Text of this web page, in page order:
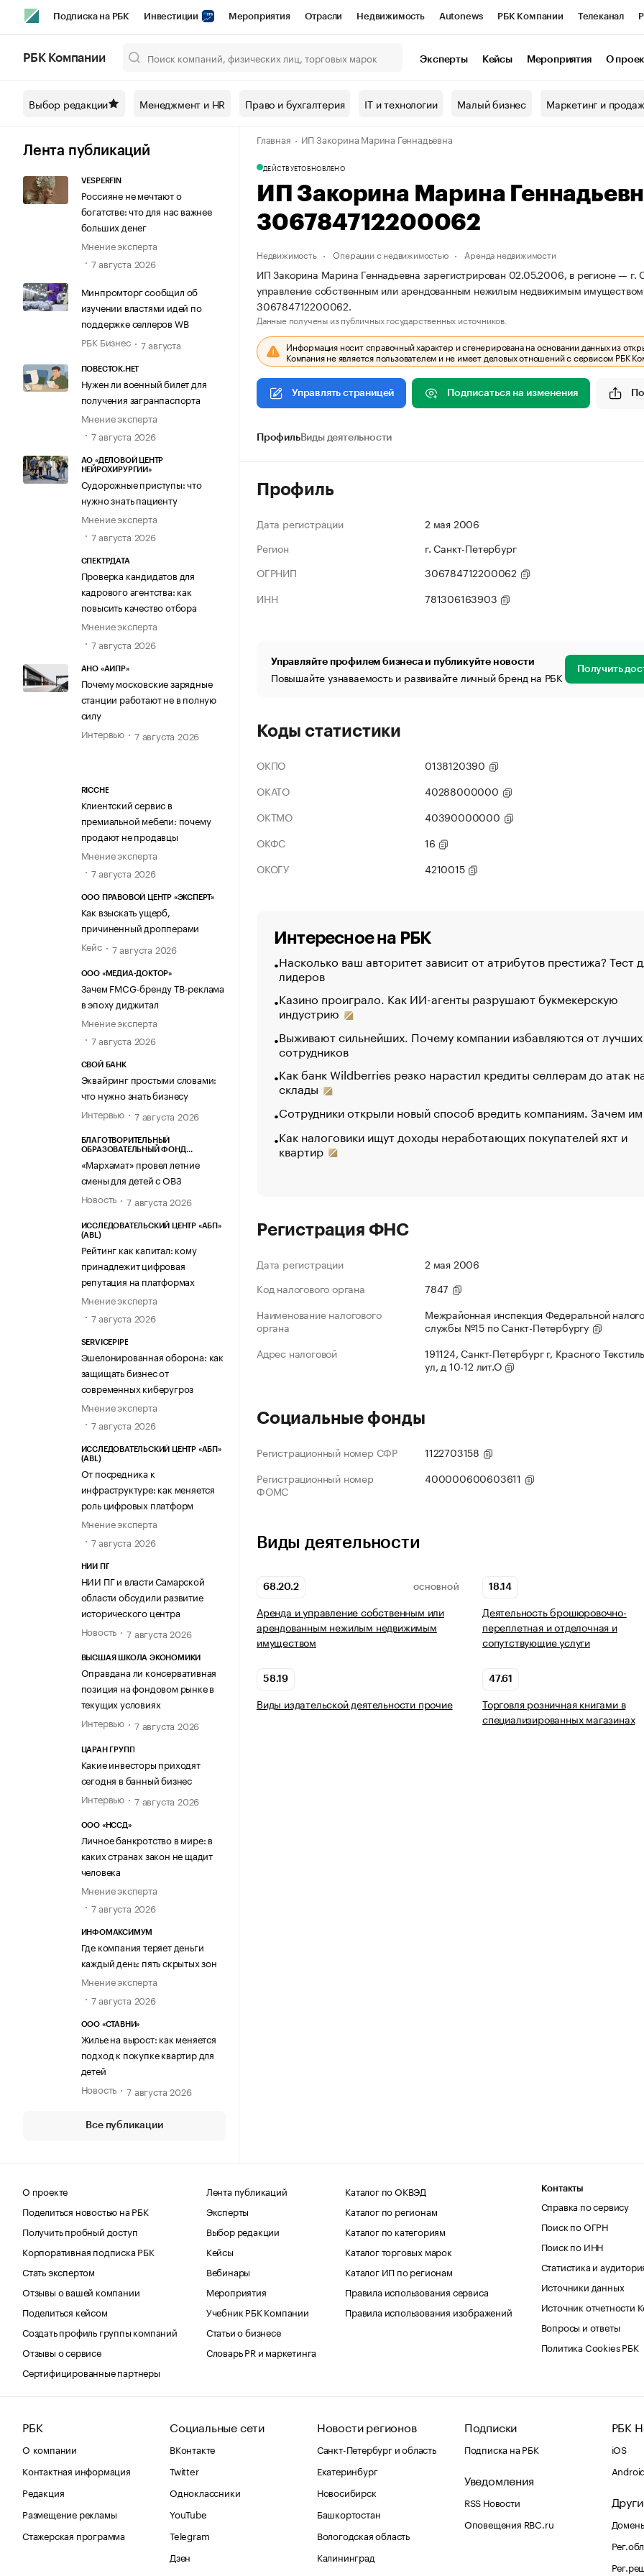
Подписка на РБК Инвестиции Мероприятия Отрасли Недвижимость Autonews РБК Компании Телеканал
Спецпроекты СПб Конференции СПб Спецпроекты Проверка контрагентов
Технологии и медиа Рынок наличной валюты
РБК Компании Эксперты Кейсы Мероприятия О
Выбор редакции Менеджмент и HR Право и бухгалтерия IT и технологии Малый бизнес Маркетинг и
Лента публикаций
VESPERFIN
Россияне не мечтают о
богатстве: что для нас важнее
больших денег
Мнение эксперта
7 августа 2026
Минпромторг сообщил об
изучении властями идей по
поддержке селлеров WB
РБК Бизнес
7 августа
ПОВЕСТОК.НЕТ
Нужен ли военный билет для
получения загранпаспорта
Мнение эксперта
7 августа 2026
АО «ДЕЛОВОЙ ЦЕНТР
НЕЙРОХИРУРГИИ»
Судорожные приступы: что
нужно знать пациенту
Мнение эксперта
7 августа 2026
СПЕКТРДАТА
Проверка кандидатов для
кадрового агентства: как
повысить качество отбора
Мнение эксперта
7 августа 2026
АНО «АИПР»
Почему московские зарядные
станции работают не в полную
силу
Интервью
7 августа 2026
RICCHE
Клиентский сервис в
премиальной мебели: почему
продают не продавцы
Мнение эксперта
7 августа 2026
ООО ПРАВОВОЙ ЦЕНТР «ЭКСПЕРТ»
Как взыскать ущерб,
причиненный дропперами
Кейс
7 августа 2026
ООО «МЕДИА-ДОКТОР»
Зачем FMCG-бренду ТВ-реклама
в эпоху диджитал
Мнение эксперта
7 августа 2026
СВОЙ БАНК
Эквайринг простыми словами:
что нужно знать бизнесу
Интервью
7 августа 2026
БЛАГОТВОРИТЕЛЬНЫЙ
ОБРАЗОВАТЕЛЬНЫЙ ФОНД
«Мархамат» провел летние
смены для детей с ОВЗ
Новость
7 августа 2026
ИССЛЕДОВАТЕЛЬСКИЙ ЦЕНТР «АБП»
(ABL)
Рейтинг как капитал: кому
принадлежит цифровая
репутация на платформах
Мнение эксперта
7 августа 2026
SERVICEPIPE
Эшелонированная оборона: как
защищать бизнес от
современных киберугроз
Мнение эксперта
7 августа 2026
ИССЛЕДОВАТЕЛЬСКИЙ ЦЕНТР «АБП»
(ABL)
От посредника к
инфраструктуре: как меняется
роль цифровых платформ
Мнение эксперта
7 августа 2026
НИИ ПГ
НИИ ПГ и власти Самарской
области обсудили развитие
исторического центра
Новость
7 августа 2026
ВЫСШАЯ ШКОЛА ЭКОНОМИКИ
Оправдана ли консервативная
позиция на фондовом рынке в
текущих условиях
Интервью
7 августа 2026
ЦАРАН ГРУПП
Какие инвесторы приходят
сегодня в банный бизнес
Интервью
7 августа 2026
ООО «НССД»
Личное банкротство в мире: в
каких странах закон не щадит
человека
Мнение эксперта
7 августа 2026
ИНФОМАКСИМУМ
Где компания теряет деньги
каждый день: пять скрытых зон
Мнение эксперта
7 августа 2026
ООО «СТАВНИ»
Жилье на вырост: как меняется
подход к покупке квартир для
детей
Новость
7 августа 2026
Все публикации
Главная ИП Закорина Марина Геннадьевна
ДЕЙСТВУЕТОБНОВЛЕНО
ИП Закорина Марина
306784712200062
Недвижимость Операции с недвижимостью Аренда недвижимости
ИП Закорина Марина Геннадьевна зарегистрирован 02.05.2006, в регионе — г.
управление собственным или арендованным нежилым недвижимым
306784712200062.
Данные получены из публичных государственных источников.
Информация носит справочный характер и сгенерирована на основании данных из
Компания не является пользователем и не имеет деловых отношений с сервисом РБК
Управлять страницей Подписаться на изменения
ПрофильВиды деятельности
Профиль
Дата регистрации
2 мая 2006
Регион
г. Санкт-Петербург
ОГРНИП
306784712200062
ИНН
781306163903
Управляйте профилем бизнеса и публикуйте новости
Повышайте узнаваемость и развивайте личный бренд на РБК Получить
Коды статистики
ОКПО
0138120390
ОКАТО
40288000000
ОКТМО
40390000000
ОКФС
16
ОКОГУ
4210015
Интересное на РБК
Насколько ваш авторитет зависит от атрибутов престижа? Тест
лидеров
Казино проиграло. Как ИИ-агенты разрушают букмекерскую
индустрию
Выживают сильнейших. Почему компании избавляются от лучших
сотрудников
Как банк Wildberries резко нарастил кредиты селлерам до атак
склады
Сотрудники открыли новый способ вредить компаниям. Зачем
Как налоговики ищут доходы неработающих покупателей яхт и
квартир
Регистрация ФНС
Дата регистрации
2 мая 2006
Код налогового органа
7847
Наименование налогового
органа
Межрайонная инспекция Федеральной
службы №15 по Санкт-Петербургу
Адрес налоговой
191124, Санкт-Петербург г, Красного
ул, д 10-12 лит.О
Социальные фонды
Регистрационный номер СФР
1122703158
Регистрационный номер
ФОМС
400000600603611
Виды деятельности
68.20.2 ОСНОВНОЙ
Аренда и управление собственным или
арендованным нежилым недвижимым
имуществом
18.14
Деятельность брошюровочно-
переплетная и отделочная и
сопутствующие услуги
58.19
Виды издательской деятельности прочие
47.61
Торговля розничная книгами в
специализированных магазинах
О проекте
Поделиться новостью на РБК
Получить пробный доступ
Корпоративная подписка РБК
Стать экспертом
Отзывы о вашей компании
Поделиться кейсом
Создать профиль группы компаний
Отзывы о сервисе
Сертифицированные партнеры
Лента публикаций
Эксперты
Выбор редакции
Кейсы
Вебинары
Мероприятия
Учебник РБК Компании
Статьи о бизнесе
Словарь PR и маркетинга
Каталог по ОКВЭД
Каталог по регионам
Каталог по категориям
Каталог торговых марок
Каталог ИП по регионам
Правила использования сервиса
Правила использования изображений
Контакты
Справка по сервису
Поиск по ОГРН
Поиск по ИНН
Статистика и
Источники данных
Источник отчетности
Вопросы и ответы
Политика Cookies РБК
РБК
О компании
Контактная информация
Редакция
Размещение рекламы
Стажерская программа
Социальные сети
ВКонтакте
Twitter
Одноклассники
YouTube
Telegram
Дзен
Новости регионов
Санкт-Петербург и область
Екатеринбург
Новосибирск
Башкортостан
Вологодская область
Калининград
Подписки
Подписка на РБК
Уведомления
RSS Новости
Оповещения RBC.ru
РБК
iOS